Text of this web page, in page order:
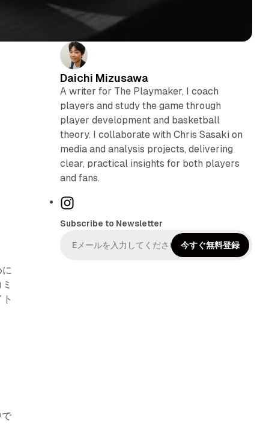
Daichi Mizusawa
A writer for The Playmaker, I coach
players and study the game through
player development and basketball
theory. I collaborate with Chris Sasaki on
media and analysis projects, delivering
clear, practical insights for both players
and fans.
I
t
Subscribe to Newsletter
今すぐ無料登録